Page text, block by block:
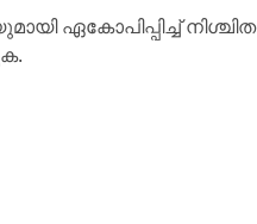
ഏകോപിപ്പിച്ച് നിശ്ചിത